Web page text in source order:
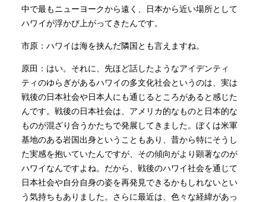
中で最もニューヨークから遠く、日本から近い場所として
ハワイが浮かび上がってきたんです。
市原：ハワイは海を挟んだ隣国とも言えますね。
原田：はい。それに、先ほど話したようなアイデンティ
ティのゆらぎがあるハワイの多文化社会というのは、実は
戦後の日本社会や日本人にも通じるところがあると感じた
んです。戦後の日本社会は、アメリカ的なものと日本的な
ものが混ざり合うかたちで発展してきました。ぼくは米軍
基地のある岩国出身ということもあり、昔から特にそうし
た実感を抱いていたんですが、その傾向がより顕著なのが
ハワイなんですよね。だから、戦後のハワイ社会を通じて
日本社会や自分自身の姿を再発見できるかもしれないとい
う気持ちもありました。さらに最近は、色々な経緯があっ